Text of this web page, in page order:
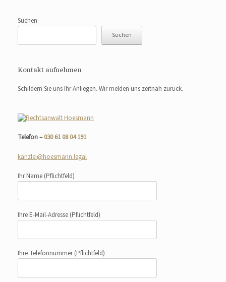
Suchen
Suchen
Kontakt aufnehmen
Schildern Sie uns Ihr Anliegen. Wir melden uns zeitnah zurück.
Telefon –030 61 08 04 191
kanzlei@hoesmann.legal
Ihr Name (Pflichtfeld)
Ihre E-Mail-Adresse (Pflichtfeld)
Ihre Telefonnummer(Pflichtfeld)